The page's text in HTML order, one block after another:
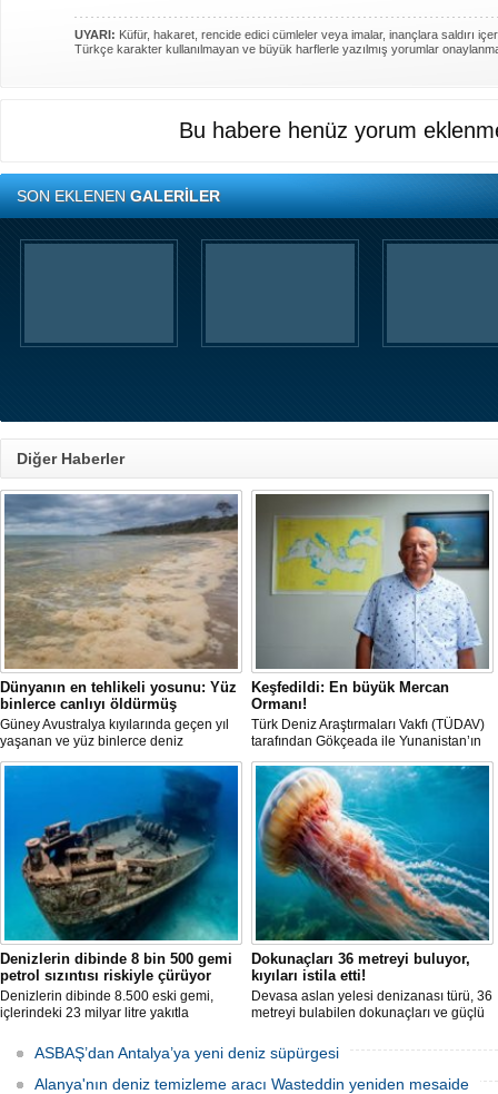
UYARI: Küfür, hakaret, rencide edici cümleler veya imalar, inançlara saldırı
Türkçe karakter kullanılmayan ve büyük harflerle yazılmış yorumlar
Bu habere henüz yorum
SON EKLENENGALERİLER
Diğer Haberler
Dünyanın en tehlikeli yosunu: Yüz
binlerce canlıyı öldürmüş
Güney Avustralya kıyılarında geçen yıl
yaşanan ve yüz binlerce deniz
canlısının ölümüne yol açan çevre
felaketinin arkasındaki yosun türü
incelendi. Araştırmacılar, söz konusu
mikroalgin bugüne kadar incelenen
türler arasında en zehirli örnek
olduğunu ortaya çıkardı.
Keşfedildi: En büyük Mercan
Ormanı!
Türk Deniz Araştırmaları Vakfı (TÜDAV)
tarafından Gökçeada ile Yunanistan’ın
Semadirek Adası arasında yürütülen
araştırmada, Türkiye kara sularında 70
ila 120 metre derinlikte ve 2
kilometreden fazla uzunlukta, Ege
Denizi’ndeki en büyük mercan ormanı
keşfedildi.
Denizlerin dibinde 8 bin 500 gemi
petrol sızıntısı riskiyle çürüyor
Denizlerin dibinde 8.500 eski gemi,
içlerindeki 23 milyar litre yakıtla
enkazlardan olası petrol sızıntılarının
deniz ekosistemleri için büyük bir tehdit
oluşturduğunu belirtiyor.
Dokunaçları 36 metreyi buluyor,
kıyıları istila etti!
Devasa aslan yelesi denizanası türü, 36
metreyi bulabilen dokunaçları ve güçlü
akıntıların bu olağan dışı yoğunluğa
neden olduğunu belirtiyor.
ASBAŞ’dan Antalya’ya yeni deniz süpürgesi
Alanya'nın deniz temizleme aracı Wasteddin yeniden mesaide